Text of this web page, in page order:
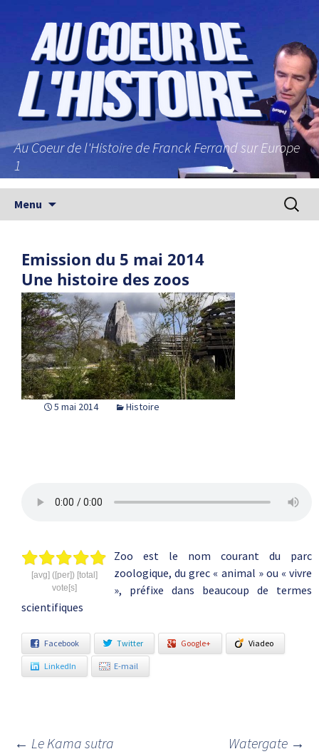
Au Coeur de l'Histoire de Franck Ferrand sur Europe
1
Menu
Emission du 5 mai 2014
Une histoire des zoos
5 mai 2014 Histoire
[avg] ([per]) [total]
vote[s]
Zoo est le nom courant du parc
zoologique, du grec « animal » ou « vivre
», préfixe dans beaucoup de termes
scientifiques
Facebook Twitter Google+ Viadeo
LinkedIn E-mail
← Le Kama sutra Watergate →